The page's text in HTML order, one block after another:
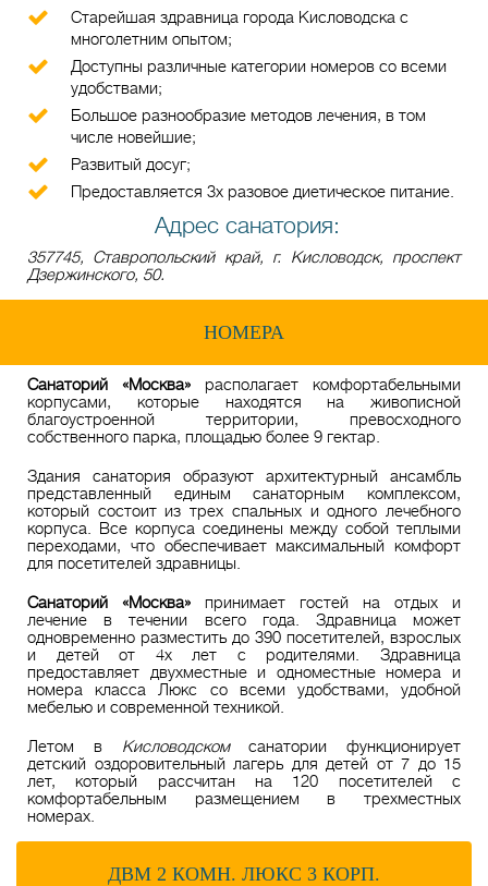
Старейшая здравница города Кисловодска с
многолетним опытом;
Доступны различные категории номеров со всеми
удобствами;
Большое разнообразие методов лечения, в том
числе новейшие;
Развитый досуг;
Предоставляется 3х разовое диетическое питание.
Адрес санатория:
357745, Ставропольский край, г. Кисловодск, проспект
Дзержинского, 50.
НОМЕРА
Санаторий «Москва» располагает комфортабельными
корпусами, которые находятся на живописной
благоустроенной территории, превосходного
собственного парка, площадью более 9 гектар.
Здания санатория образуют архитектурный ансамбль
представленный единым санаторным комплексом,
который состоит из трех спальных и одного лечебного
корпуса. Все корпуса соединены между собой теплыми
переходами, что обеспечивает максимальный комфорт
для посетителей здравницы.
Санаторий «Москва» принимает гостей на отдых и
лечение в течении всего года. Здравница может
одновременно разместить до 390 посетителей, взрослых
и детей от 4х лет с родителями. Здравница
предоставляет двухместные и одноместные номера и
номера класса Люкс со всеми удобствами, удобной
мебелью и современной техникой.
Летом в Кисловодскомсанатории функционирует
детский оздоровительный лагерь для детей от 7 до 15
лет, который рассчитан на 120 посетителей с
комфортабельным размещением в трехместных
номерах.
ДВМ 2 КОМН. ЛЮКС 3 КОРП.